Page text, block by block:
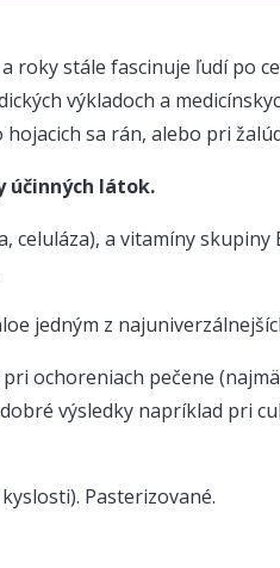
roky stále fascinuje ľudí po
výkladoch a
sa rán, alebo pri
účinných látok.
celuláza), a vitamíny
jedným z
ochoreniach pečene
výsledky napríklad pri
Pasterizované.